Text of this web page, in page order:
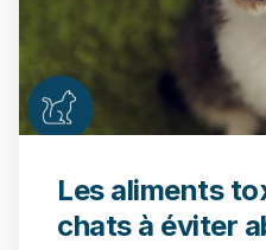
Les aliments
chats à éviter